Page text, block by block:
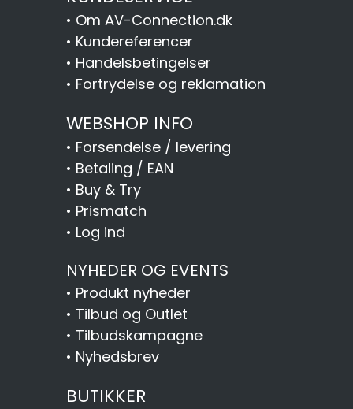
• Om AV-Connection.dk
• Kundereferencer
• Handelsbetingelser
• Fortrydelse og reklamation
WEBSHOP INFO
• Forsendelse / levering
• Betaling / EAN
• Buy & Try
• Prismatch
• Log ind
NYHEDER OG EVENTS
• Produkt nyheder
• Tilbud og Outlet
• Tilbudskampagne
• Nyhedsbrev
BUTIKKER